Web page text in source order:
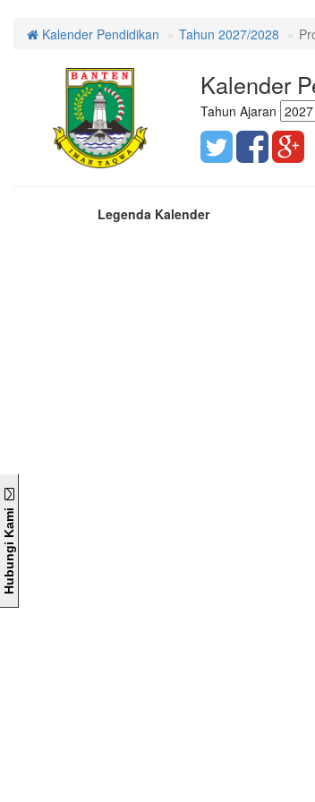
Hubungi Kami
Kalender Pendidikan Tahun 2027/2028
Kalender
Tahun Ajaran
Legenda Kalender